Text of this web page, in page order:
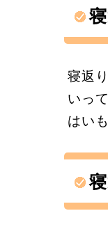
寝返
いっ
はい